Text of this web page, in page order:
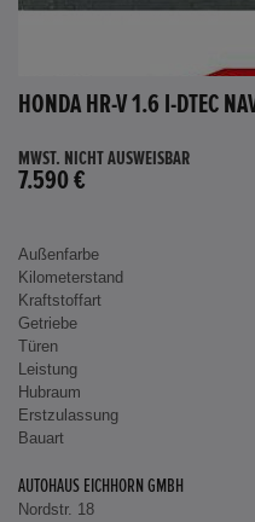
MWST. NICHT AUSWEISBAR
7.590 €
Außenfarbe
Kilometerstand
Kraftstoffart
Getriebe
Türen
Leistung
Hubraum
Erstzulassung
Bauart
AUTOHAUS EICHHORN GMBH
Nordstr. 18